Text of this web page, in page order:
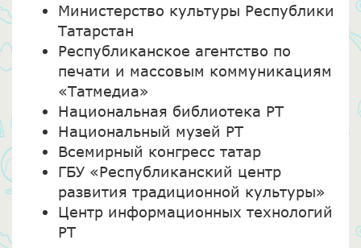
Министерство культуры Республики
Татарстан
Республиканское агентство по
печати и массовым коммуникациям
«Татмедиа»
Национальная библиотека РТ
Национальный музей РТ
Всемирный конгресс татар
ГБУ «Республиканский центр
развития традиционной культуры»
Центр информационных технологий
РТ